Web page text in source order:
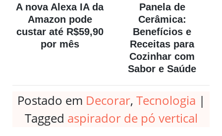
A nova Alexa IA da
Amazon pode
custar até R$59,90
por mês
Panela de
Cerâmica:
Benefícios e
Receitas para
Cozinhar com
Sabor e Saúde
Postado em Decorar, Tecnologia |
Tagged aspirador de pó vertical